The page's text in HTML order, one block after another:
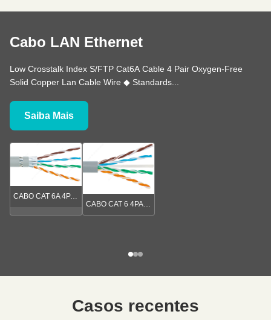
Cabo LAN Ethernet
Low Crosstalk Index S/FTP Cat6A Cable 4 Pair Oxygen-Free
Solid Copper Lan Cable Wire ◆ Standards...
Saiba Mais
CABO CAT 6A 4PAR S/FTP
CABO CAT 6 4PAR U/UTP
Casos recentes